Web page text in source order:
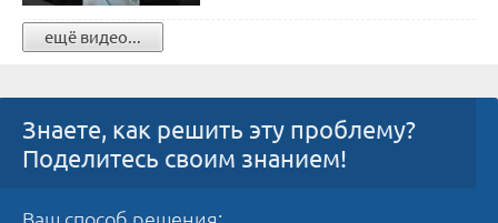
ещё видео...
Знаете, как решить эту проблему?
Поделитесь своим знанием!